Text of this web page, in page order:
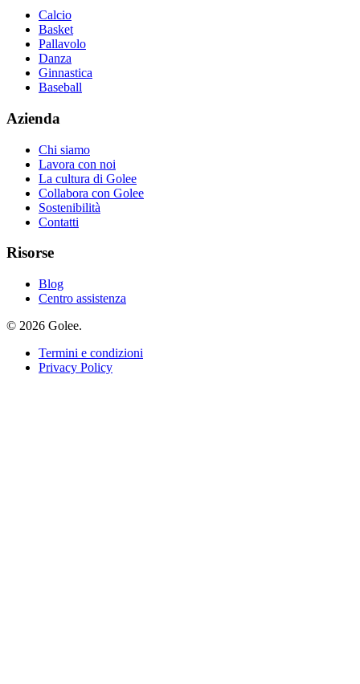
Calcio
Basket
Pallavolo
Danza
Ginnastica
Baseball
Azienda
Chi siamo
Lavora con noi
La cultura di Golee
Collabora con Golee
Sostenibilità
Contatti
Risorse
Blog
Centro assistenza
© 2026 Golee.
Termini e condizioni
Privacy Policy